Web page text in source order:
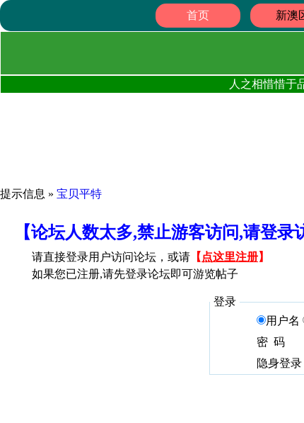
首页 新澳
人之相惜惜于
提示信息 » 宝贝平特
【论坛人数太多,禁止游客访问,请登
请直接登录用户访问论坛，或请 【 点这里注册】
如果您已注册,请先登录论坛即可游览帖子
登录
用户名
密 码
隐身登录